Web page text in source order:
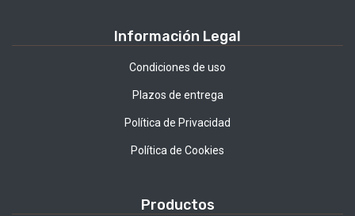
Información Legal
Condiciones de uso
Plazos de entrega
Política de Privacidad
Política de Cookies
Productos